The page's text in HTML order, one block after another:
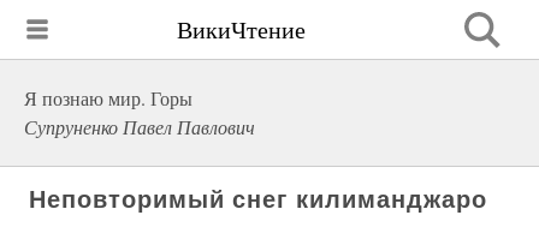
ВикиЧтение
Я познаю мир. Горы
Супруненко Павел Павлович
Неповторимый снег килиманджаро